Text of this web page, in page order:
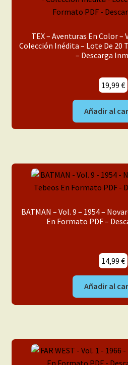
TEX – Aventuras En Color –
Colección Inédita – Lote De 20
– Descarga
19,99 €
Añadir al
BATMAN – Vol. 9 – 1954 –
En Formato PDF –
14,99 €
Añadir al